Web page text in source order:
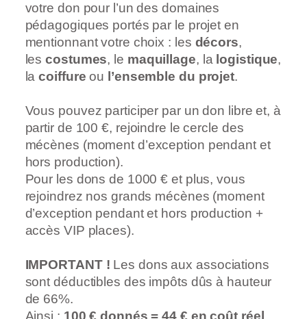
votre don pour l’un des domaines
pédagogiques portés par le projet en
mentionnant votre choix : les décors,
lescostumes, le maquillage, la logistique,
lacoiffure ou l’ensemble du projet.
Vous pouvez participer par un don libre et, à
partir de 100 €, rejoindre le cercle des
mécènes (moment d’exception pendant et
hors production).
Pour les dons de 1000 € et plus, vous
rejoindrez nos grands mécènes (moment
d’exception pendant et hors production +
accès VIP places).
IMPORTANT ! Les dons aux associations
sont déductibles des impôts dûs à hauteur
de 66%.
Ainsi : 100 € donnés = 44 € en coût réel